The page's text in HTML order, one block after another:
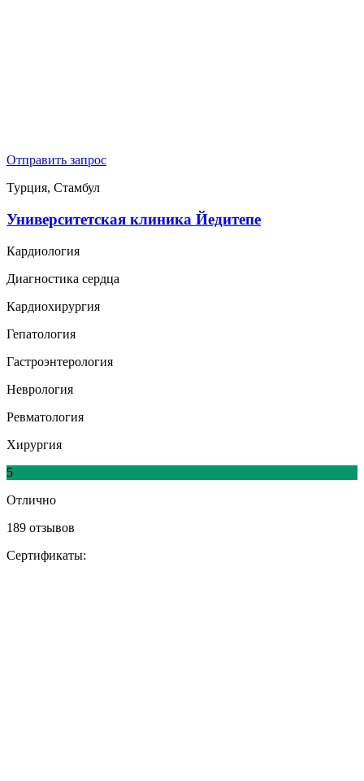
Отправить запрос
Турция, Стамбул
Университетская клиника Йедитепе
Кардиология
Диагностика сердца
Кардиохирургия
Гепатология
Гастроэнтерология
Неврология
Ревматология
Хирургия
5
Отлично
189 отзывов
Сертификаты: